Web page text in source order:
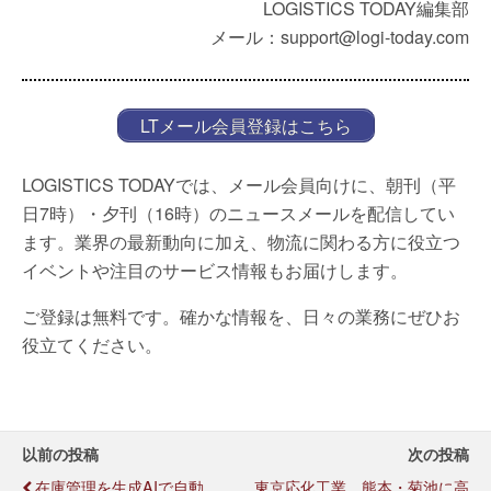
LOGISTICS TODAY編集部
メール：support@logi-today.com
LTメール会員登録はこちら
LOGISTICS TODAYでは、メール会員向けに、朝刊（平
日7時）・夕刊（16時）のニュースメールを配信してい
ます。業界の最新動向に加え、物流に関わる方に役立つ
イベントや注目のサービス情報もお届けします。
ご登録は無料です。確かな情報を、日々の業務にぜひお
役立てください。
以前の投稿
在庫管理を生成AIで自動
次の投稿
東京応化工業、熊本・菊池に高